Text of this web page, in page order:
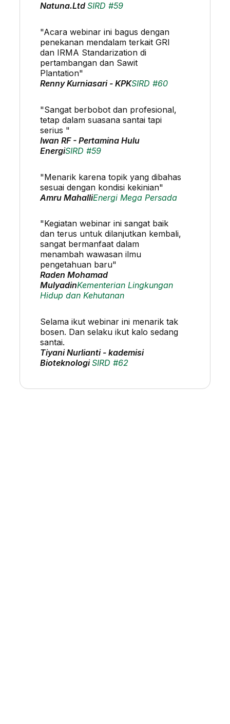
Natuna.LtdSIRD #59
"Acara webinar ini bagus dengan
penekanan mendalam terkait GRI
dan IRMA Standarization di
pertambangan dan Sawit
Plantation"
Renny Kurniasari - KPKSIRD #60
"Sangat berbobot dan profesional,
tetap dalam suasana santai tapi
serius "
Iwan RF - Pertamina Hulu
EnergiSIRD #59
"Menarik karena topik yang dibahas
sesuai dengan kondisi kekinian"
Amru MahalliEnergi Mega Persada
"Kegiatan webinar ini sangat baik
dan terus untuk dilanjutkan kembali,
sangat bermanfaat dalam
menambah wawasan ilmu
pengetahuan baru"
Raden Mohamad
MulyadinKementerian Lingkungan
Hidup dan Kehutanan
Selama ikut webinar ini menarik tak
bosen. Dan selaku ikut kalo sedang
santai.
Tiyani Nurlianti - kademisi
BioteknologiSIRD #62